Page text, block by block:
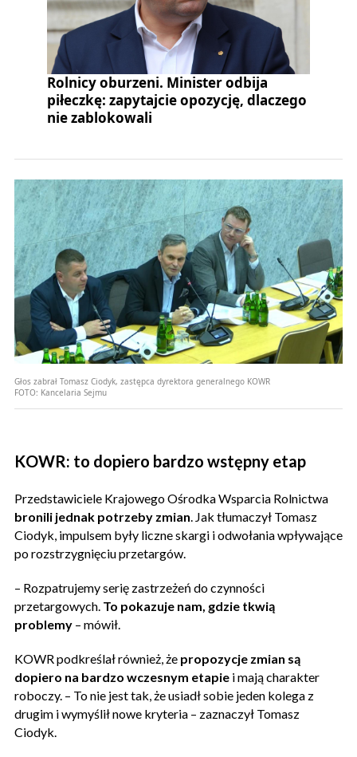
Rolnicy oburzeni. Minister odbija
piłeczkę: zapytajcie opozycję, dlaczego
nie zablokowali
Głos zabrał Tomasz Ciodyk, zastępca dyrektora generalnego KOWR
FOTO: Kancelaria Sejmu
KOWR: to dopiero bardzo wstępny etap
Przedstawiciele Krajowego Ośrodka Wsparcia Rolnictwa
bronili jednak potrzeby zmian . Jak tłumaczył Tomasz
Ciodyk, impulsem były liczne skargi i odwołania wpływające
po rozstrzygnięciu przetargów.
– Rozpatrujemy serię zastrzeżeń do czynności
przetargowych. To pokazuje nam, gdzie tkwią
problemy – mówił.
KOWR podkreślał również, że propozycje zmian są
dopiero na bardzo wczesnym etapie i mają charakter
roboczy. – To nie jest tak, że usiadł sobie jeden kolega z
drugim i wymyślił nowe kryteria – zaznaczył Tomasz
Ciodyk.